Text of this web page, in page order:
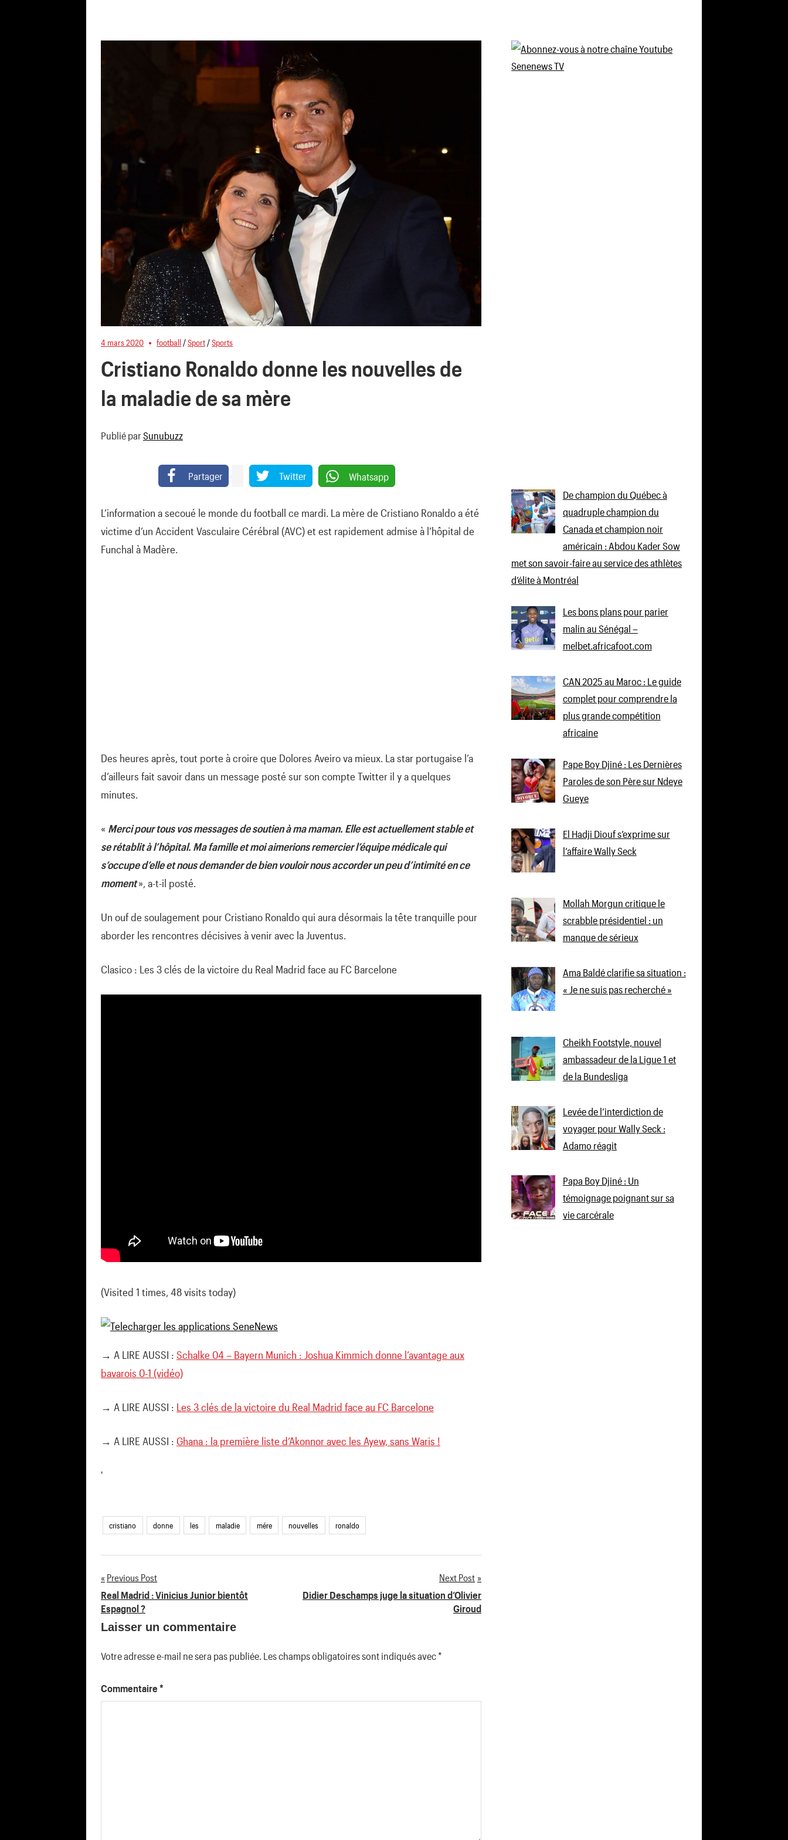
4 mars 2020 football /Sport /Sports
Cristiano Ronaldo donne les nouvelles de
la maladie de sa mère
Publié par Sunubuzz
Partager Twitter Whatsapp
L’information a secoué le monde du football ce mardi. La mère de Cristiano Ronaldo a été
victime d’un Accident Vasculaire Cérébral (AVC) et est rapidement admise à l’hôpital de
Funchal à Madère.
Des heures après, tout porte à croire que Dolores Aveiro va mieux. La star portugaise l’a
d’ailleurs fait savoir dans un message posté sur son compte Twitter il y a quelques
minutes.
« Merci pour tous vos messages de soutien à ma maman. Elle est actuellement stable et
se rétablit à l’hôpital. Ma famille et moi aimerions remercier l’équipe médicale qui
s’occupe d’elle et nous demander de bien vouloir nous accorder un peu d’intimité en ce
moment», a-t-il posté.
Un ouf de soulagement pour Cristiano Ronaldo qui aura désormais la tête tranquille pour
aborder les rencontres décisives à venir avec la Juventus.
Clasico : Les 3 clés de la victoire du Real Madrid face au FC Barcelone
(Visited 1 times, 48 visits today)
→ A LIRE AUSSI : Schalke 04 – Bayern Munich : Joshua Kimmich donne l’avantage aux
bavarois 0-1 (vidéo)
→ A LIRE AUSSI : Les 3 clés de la victoire du Real Madrid face au FC Barcelone
→ A LIRE AUSSI : Ghana : la première liste d’Akonnor avec les Ayew, sans Waris !
'
cristiano donne les maladie mére nouvelles ronaldo
Navigation
de
Previous Post
Real Madrid : Vinicius Junior bientôt
Espagnol ?
Next Post
Didier Deschamps juge la situation d’Olivier
Giroud
Laisser un commentaire
Votre adresse e-mail ne sera pas publiée. Les champs obligatoires sont indiqués avec*
Commentaire *
De champion du Québec à
quadruple champion du
Canada et champion noir
américain : Abdou Kader Sow
met son savoir-faire au service des athlètes
d’élite à Montréal
Les bons plans pour parier
malin au Sénégal –
melbet.africafoot.com
CAN 2025 au Maroc : Le guide
complet pour comprendre la
plus grande compétition
africaine
Pape Boy Djiné : Les Dernières
Paroles de son Père sur Ndeye
Gueye
El Hadji Diouf s’exprime sur
l’affaire Wally Seck
Mollah Morgun critique le
scrabble présidentiel : un
manque de sérieux
Ama Baldé clarifie sa situation :
« Je ne suis pas recherché »
Cheikh Footstyle, nouvel
ambassadeur de la Ligue 1 et
de la Bundesliga
Levée de l’interdiction de
voyager pour Wally Seck :
Adamo réagit
Papa Boy Djiné : Un
témoignage poignant sur sa
vie carcérale